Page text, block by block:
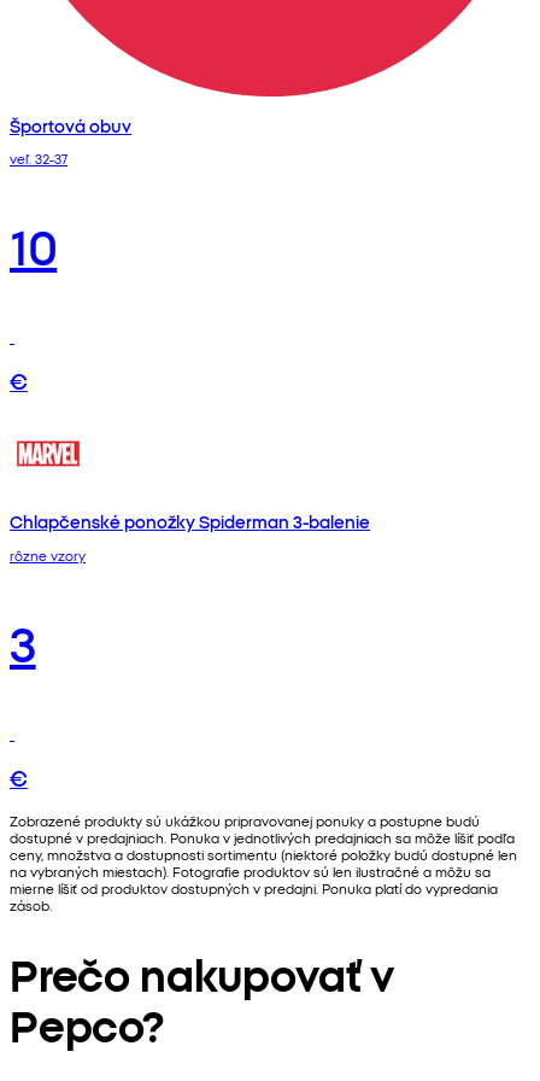
Športová obuv
veľ. 32-37
10
€
Chlapčenské ponožky Spiderman 3-balenie
rôzne vzory
3
€
Zobrazené produkty sú ukážkou pripravovanej ponuky a postupne budú
dostupné v predajniach. Ponuka v jednotlivých predajniach sa môže líšiť podľa
ceny, množstva a dostupnosti sortimentu (niektoré položky budú dostupné len
na vybraných miestach). Fotografie produktov sú len ilustračné a môžu sa
mierne líšiť od produktov dostupných v predajni. Ponuka platí do vypredania
zásob.
Prečo nakupovať v
Pepco?